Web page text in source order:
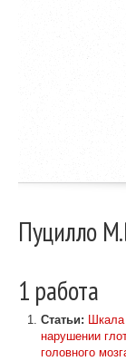
Пуцилло
1 работа
Статьи:
нарушении
головного